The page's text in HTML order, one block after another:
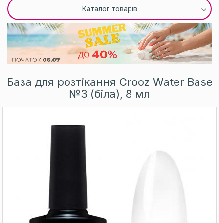
Каталог товарів
База для розтікання Crooz Water Base
№3 (біла), 8 мл